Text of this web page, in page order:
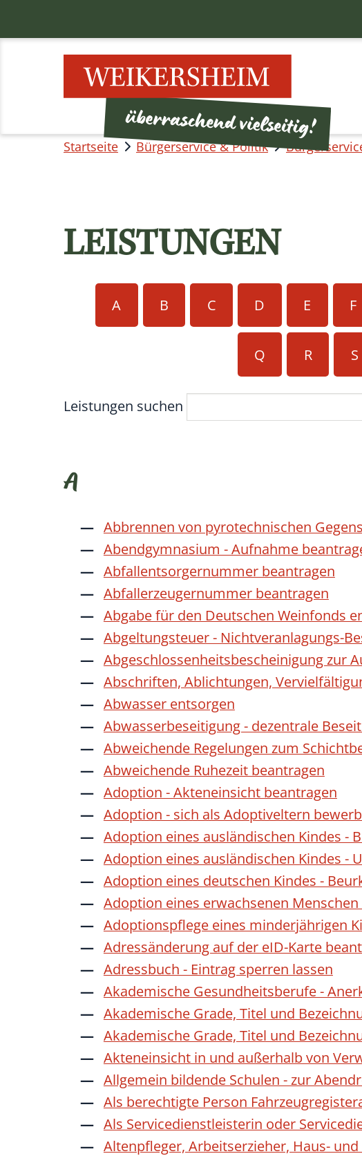
Startseite Bürgerservice & Politik
LEISTUNGEN
A B C D E F
Q R S
Leistungen suchen
A
Abbrennen von pyrotechnischen
Abendgymnasium - Aufnahme
Abfallentsorgernummer beantragen
Abfallerzeugernummer beantragen
Abgabe für den Deutschen Weinfonds
Abgeltungsteuer - Nichtveranlagungs-
Abgeschlossenheitsbescheinigung zur
Abschriften, Ablichtungen,
Abwasser entsorgen
Abwasserbeseitigung - dezentrale
Abweichende Regelungen zum
Abweichende Ruhezeit beantragen
Adoption - Akteneinsicht beantragen
Adoption - sich als Adoptiveltern
Adoption eines ausländischen Kindes -
Adoption eines ausländischen Kindes -
Adoption eines deutschen Kindes -
Adoption eines erwachsenen
Adoptionspflege eines minderjährigen
Adressänderung auf der eID-Karte
Adressbuch - Eintrag sperren lassen
Akademische Gesundheitsberufe -
Akademische Grade, Titel und
Akademische Grade, Titel und
Akteneinsicht in und außerhalb von
Allgemein bildende Schulen - zur
Als berechtigte Person
Als Servicedienstleisterin oder
Altenpfleger, Arbeitserzieher, Haus-